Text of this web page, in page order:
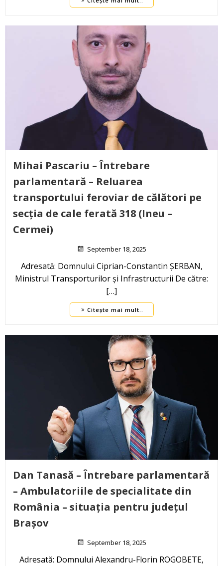
Mihai Pascariu – Întrebare
parlamentară – Reluarea
transportului feroviar de călători pe
secția de cale ferată 318 (Ineu –
Cermei)
September 18, 2025
Adresată: Domnului Ciprian-Constantin ȘERBAN,
Ministrul Transporturilor și Infrastructurii De către:
[…]
Citește mai mult..
Dan Tanasă – Întrebare parlamentară
– Ambulatoriile de specialitate din
România – situația pentru județul
Brașov
September 18, 2025
Adresată: Domnului Alexandru-Florin ROGOBETE,